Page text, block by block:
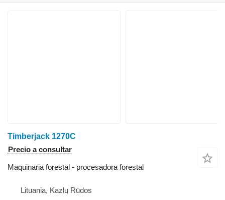
Timberjack 1270C
Precio a consultar
Maquinaria forestal - procesadora forestal
Lituania, Kazlų Rūdos